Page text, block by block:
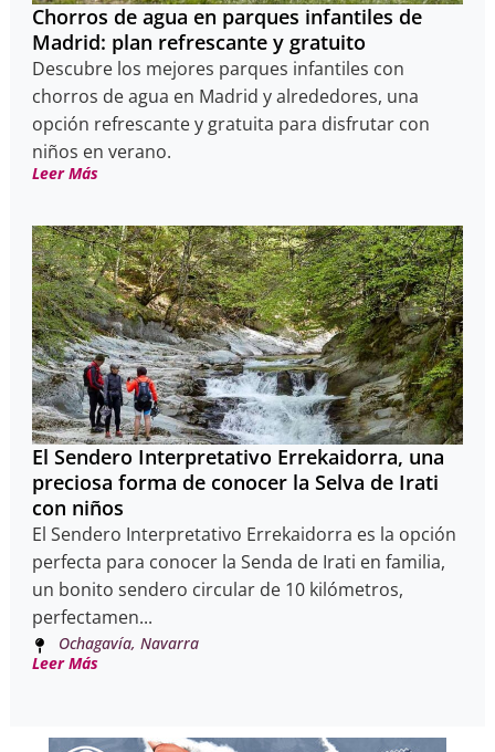
Chorros de agua en parques infantiles de
Madrid: plan refrescante y gratuito
Descubre los mejores parques infantiles con
chorros de agua en Madrid y alrededores, una
opción refrescante y gratuita para disfrutar con
niños en verano.
Leer Más
El Sendero Interpretativo Errekaidorra, una
preciosa forma de conocer la Selva de Irati
con niños
El Sendero Interpretativo Errekaidorra es la opción
perfecta para conocer la Senda de Irati en familia,
un bonito sendero circular de 10 kilómetros,
perfectamen...
Ochagavía, Navarra
Leer Más